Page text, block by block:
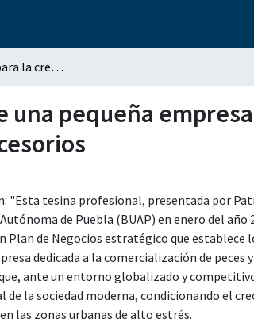
Aspectos claves para la creación de una pequeña empresa dedicada a la comercialización de peces y sus accesorios
una pequeña
"Esta tesina profesional, presentada por
de Puebla (BUAP) en enero del
Plan de Negocios estratégico que establece
dedicada a la comercialización de
ante un entorno globalizado y
de la sociedad moderna, condicionando el
las zonas urbanas de alto estrés.